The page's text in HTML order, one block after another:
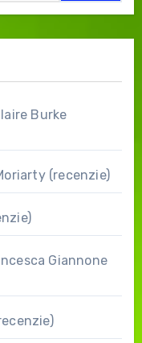
Burke
(recenzie)
Giannone